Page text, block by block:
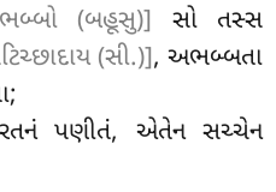
(બહૂસુ)]
સો તસ્સ
(સી.)], અભબ્બતા
પણીતં, એતેન સચ્ચેન